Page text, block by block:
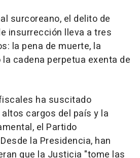
surcoreano, el delito de
insurrección lleva a tres
la pena de muerte, la
cadena perpetua exenta de
ha suscitado
cargos del país y la
el Partido
la Presidencia, han
que la Justicia "tome las